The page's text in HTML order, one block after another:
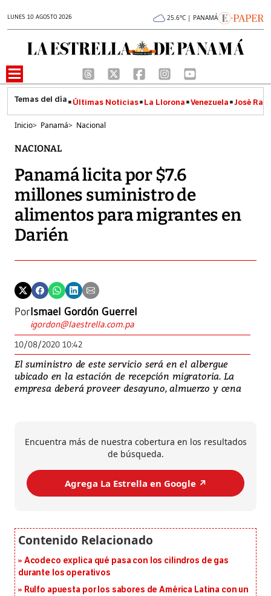
LUNES 10 AGOSTO 2026 25.6°C | PANAMÁ
Últimas Noticias La Llorona Venezuela José
Inicio> Panamá> Nacional
NACIONAL
Panamá licita por $7.6
millones suministro de
alimentos para migrantes en
Darién
PorIsmael Gordón Guerrel
igordon@laestrella.com.pa
10/08/2020 10:42
El suministro de este servicio será en el albergue
ubicado en la estación de recepción migratoria. La
empresa deberá proveer desayuno, almuerzo y cena
Encuentra más de nuestra cobertura en los resultados
de búsqueda.
Agrega La Estrella en Google ↗️
Acodeco explica qué pasa con los cilindros de gas
durante los operativos
Rulfo apuesta por los sabores de América Latina con un